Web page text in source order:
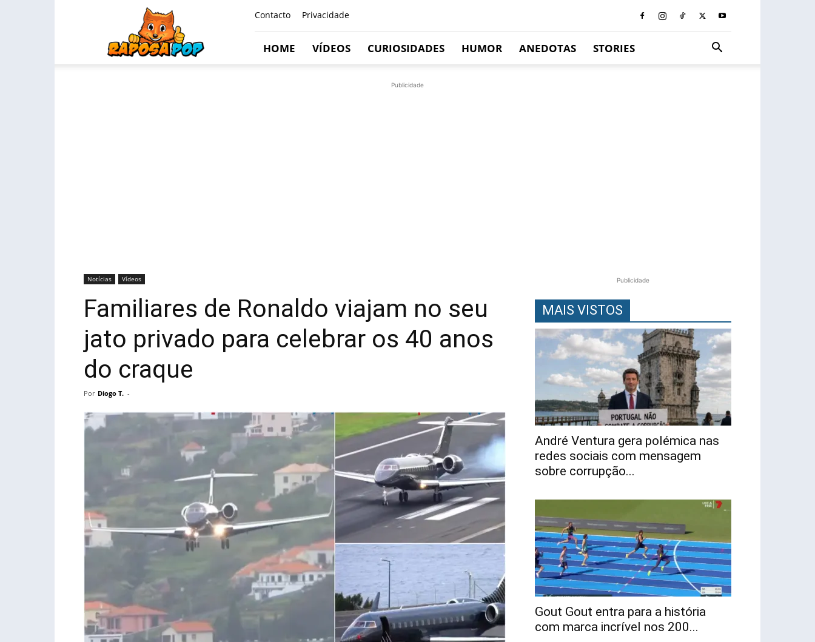
Contacto Privacidade
HOME VÍDEOS CURIOSIDADES HUMOR ANEDOTAS STORIES
Publicidade
Notícias Vídeos
Familiares de Ronaldo viajam no seu
jato privado para celebrar os 40 anos
do craque
Por Diogo T. -
Publicidade
MAIS VISTOS
André Ventura gera polémica nas
redes sociais com mensagem
sobre corrupção...
Gout Gout entra para a história
com marca incrível nos 200...